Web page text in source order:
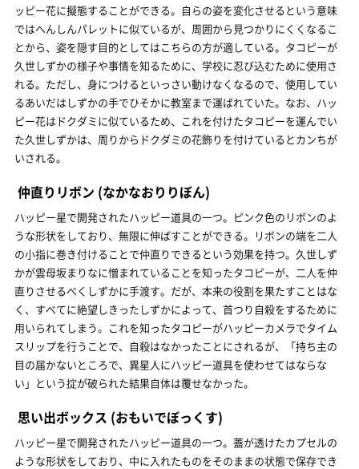
ッピー花に擬態することができる。自らの姿を変化させるという意味
ではへんしんパレットに似ているが、周囲から見つかりにくくなるこ
とから、姿を隠す目的としてはこちらの方が適している。タコピーが
久世しずかの様子や事情を知るために、学校に忍び込むために使用さ
れる。ただし、身につけるといっさい動けなくなるので、使用してい
るあいだはしずかの手でひそかに教室まで運ばれていた。なお、ハッ
ピー花はドクダミに似ているため、これを付けたタコピーを運んでい
た久世しずかは、周りからドクダミの花飾りを付けているとカンちが
いされる。
仲直りリボン (なかなおりりぼん)
ハッピー星で開発されたハッピー道具の一つ。ピンク色のリボンのよ
うな形状をしており、無限に伸ばすことができる。リボンの端を二人
の小指に巻き付けることで仲直りできるという効果を持つ。久世しず
かが雲母坂まりなに憎まれていることを知ったタコピーが、二人を仲
直りさせるべくしずかに手渡す。だが、本来の役割を果たすことはな
く、すべてに絶望しきったしずかによって、首つり自殺をするために
用いられてしまう。これを知ったタコピーがハッピーカメラでタイム
スリップを行うことで、自殺はなかったことにされるが、「持ち主の
目の届かないところで、異星人にハッピー道具を使わせてはならな
い」という掟が破られた結果自体は覆せなかった。
思い出ボックス (おもいでぼっくす)
ハッピー星で開発されたハッピー道具の一つ。蓋が透けたカプセルの
ような形状をしており、中に入れたものをそのままの状態で保存でき